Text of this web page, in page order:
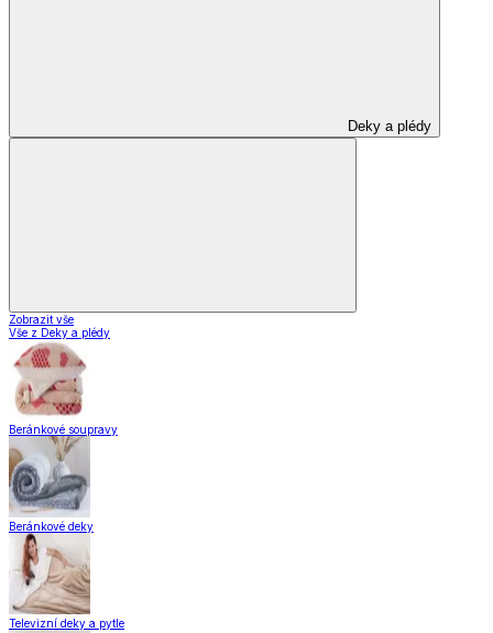
Deky a plédy
Zobrazit vše
Vše z Deky a plédy
Beránkové soupravy
Beránkové deky
Televizní deky a pytle